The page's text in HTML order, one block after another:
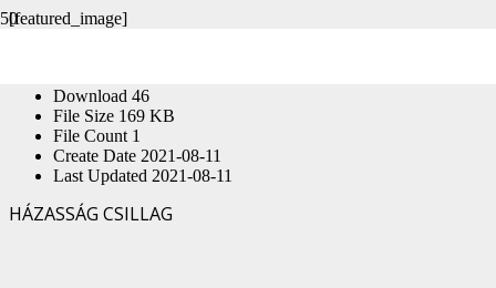
[featured_image]
Download 46
File Size 169 KB
File Count 1
Create Date 2021-08-11
Last Updated 2021-08-11
HÁZASSÁG CSILLAG